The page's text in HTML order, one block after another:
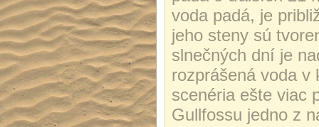
voda padá, je
jeho steny sú
slnečných dní je
rozprášená voda v
scenéria ešte viac
Gullfossu jedno z